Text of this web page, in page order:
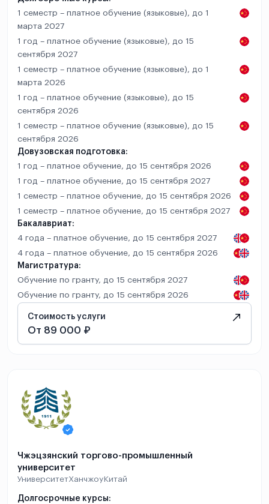
1 семестр – платное обучение (языковые), до 1
марта 2027
1 год – платное обучение (языковые), до 15
сентября 2027
1 семестр – платное обучение (языковые), до 1
марта 2026
1 год – платное обучение (языковые), до 15
сентября 2026
1 семестр – платное обучение (языковые), до 15
сентября 2026
Довузовская подготовка:
1 год – платное обучение, до 15 сентября 2026
1 год – платное обучение, до 15 сентября 2027
1 семестр – платное обучение, до 15 сентября 2026
1 семестр – платное обучение, до 15 сентября 2027
Бакалавриат:
4 года – платное обучение, до 15 сентября 2027
4 года – платное обучение, до 15 сентября 2026
Магистратура:
Обучение по гранту, до 15 сентября 2027
Обучение по гранту, до 15 сентября 2026
Стоимость услуги
От 89 000 ₽
Чжэцзянский торгово-промышленный
университет
УниверситетХанчжоу Китай
Долгосрочные курсы: